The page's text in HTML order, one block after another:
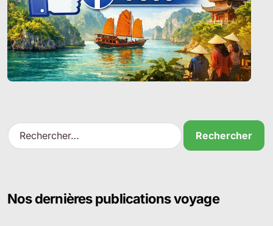
R
e
rNos dernières publications voyage